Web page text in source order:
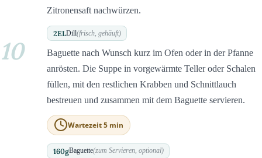
Zitronensaft nachwürzen.
2ELDill(frisch, gehäuft)
10
Baguette nach Wunsch kurz im Ofen oder in der Pfanne
anrösten. Die Suppe in vorgewärmte Teller oder Schalen
füllen, mit den restlichen Krabben und Schnittlauch
bestreuen und zusammen mit dem Baguette servieren.
Wartezeit 5 min
160gBaguette(zum Servieren, optional)